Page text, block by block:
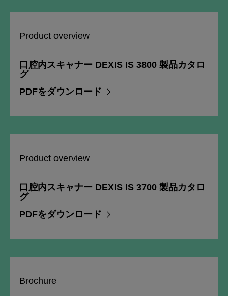
Product overview
口腔内スキャナー DEXIS IS 3800 製品カタロ
グ
PDFをダウンロード
Product overview
口腔内スキャナー DEXIS IS 3700 製品カタロ
グ
PDFをダウンロード
Brochure